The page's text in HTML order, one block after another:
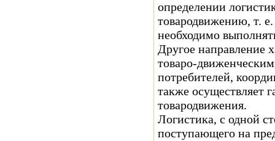
определении
товародвижению, т.
необходимо
Другое направление
товаро-
потребителей,
также осуществляет
товародвижения.
Логистика, с одной
поступающего на